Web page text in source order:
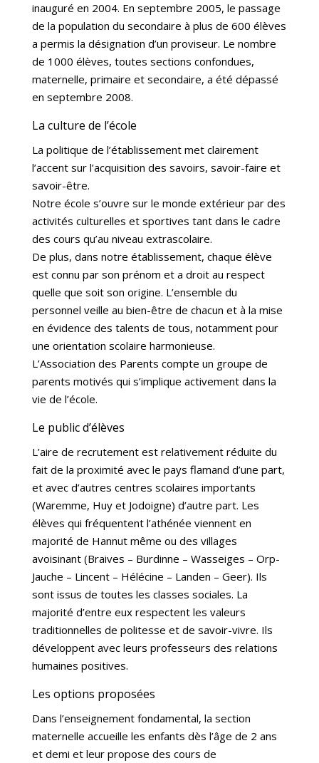
inauguré en 2004. En septembre 2005, le passage
de la population du secondaire à plus de 600 élèves
a permis la désignation d’un proviseur. Le nombre
de 1000 élèves, toutes sections confondues,
maternelle, primaire et secondaire, a été dépassé
en septembre 2008.
La culture de l’école
La politique de l’établissement met clairement
l’accent sur l’acquisition des savoirs, savoir-faire et
savoir-être.
Notre école s’ouvre sur le monde extérieur par des
activités culturelles et sportives tant dans le cadre
des cours qu’au niveau extrascolaire.
De plus, dans notre établissement, chaque élève
est connu par son prénom et a droit au respect
quelle que soit son origine. L’ensemble du
personnel veille au bien-être de chacun et à la mise
en évidence des talents de tous, notamment pour
une orientation scolaire harmonieuse.
L’Association des Parents compte un groupe de
parents motivés qui s’implique activement dans la
vie de l’école.
Le public d’élèves
L’aire de recrutement est relativement réduite du
fait de la proximité avec le pays flamand d’une part,
et avec d’autres centres scolaires importants
(Waremme, Huy et Jodoigne) d’autre part. Les
élèves qui fréquentent l’athénée viennent en
majorité de Hannut même ou des villages
avoisinant (Braives – Burdinne – Wasseiges – Orp-
Jauche – Lincent – Hélécine – Landen – Geer). Ils
sont issus de toutes les classes sociales. La
majorité d’entre eux respectent les valeurs
traditionnelles de politesse et de savoir-vivre. Ils
développent avec leurs professeurs des relations
humaines positives.
Les options proposées
Dans l’enseignement fondamental, la section
maternelle accueille les enfants dès l’âge de 2 ans
et demi et leur propose des cours de